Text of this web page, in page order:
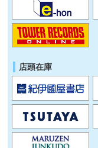
店頭在庫